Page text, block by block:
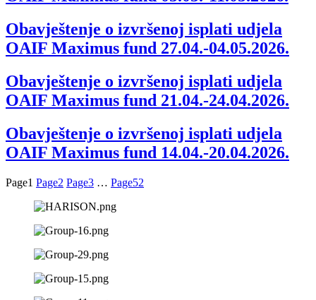
Obavještenje o izvršenoj isplati udjela
OAIF Maximus fund 27.04.-04.05.2026.
Obavještenje o izvršenoj isplati udjela
OAIF Maximus fund 21.04.-24.04.2026.
Obavještenje o izvršenoj isplati udjela
OAIF Maximus fund 14.04.-20.04.2026.
Page1 Page2 Page3 … Page52